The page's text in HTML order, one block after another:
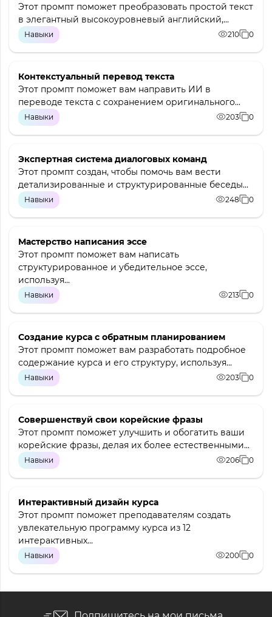
Этот промпт поможет преобразовать простой текст
в элегантный высокоуровневый английский,...
Навыки 210 0
Контекстуальный перевод текста
Этот промпт поможет вам направить ИИ в
переводе текста с сохранением оригинального...
Навыки 203 0
Экспертная система диалоговых команд
Этот промпт создан, чтобы помочь вам вести
детализированные и структурированные беседы...
Навыки 248 0
Мастерство написания эссе
Этот промпт поможет вам написать
структурированное и убедительное эссе,
используя...
Навыки 213 0
Создание курса с обратным планированием
Этот промпт поможет вам разработать подробное
содержание курса и его структуру, используя...
Навыки 203 0
Совершенствуй свои корейские фразы
Этот промпт поможет улучшить и обогатить ваши
корейские фразы, делая их более естественными...
Навыки 206 0
Интерактивный дизайн курса
Этот промпт поможет преподавателям создать
увлекательную программу курса из 12
интерактивных...
Навыки 200 0